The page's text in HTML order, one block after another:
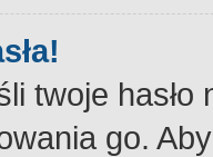
twoje
go.